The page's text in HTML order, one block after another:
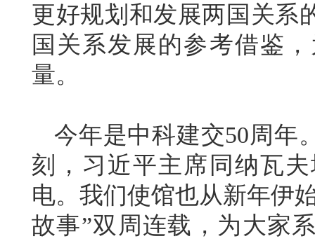
更好规划和发展两国关系
国关系发展的参考借鉴
量。
今年是中科建交50周年
刻，习近平主席同纳瓦
电。我们使馆也从新年伊
故事”双周连载，为大家